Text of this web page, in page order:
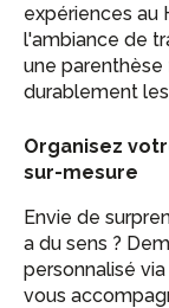
expériences au
l'ambiance de
une
durablement
Organisez
sur-mesure
Envie de
a du sens ?
personnalisé
vous